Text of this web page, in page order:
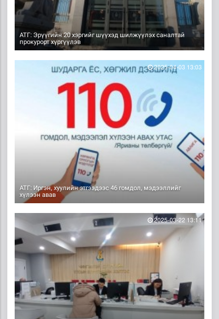
АТГ: Эрүүгийн 20 хэргийг шүүхэд шилжүүлэх саналтай
прокурорт хүргүүлэв
АТГ: Иргэн, хуулийн этгээдээс 46 гомдол, мэдээллийг
хүлээн авав
2025-04-03 13:03
2025-03-22 13:11